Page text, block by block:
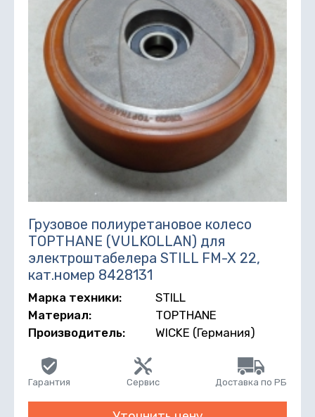
Грузовое полиуретановое колесо
TOPTHANE (VULKOLLAN) для
электроштабелера STILL FM-X 22,
кат.номер 8428131
Марка техники:
STILL
Материал:
TOPTHANE
Производитель:
WICKE (Германия)
Гарантия Сервис Доставка по РБ